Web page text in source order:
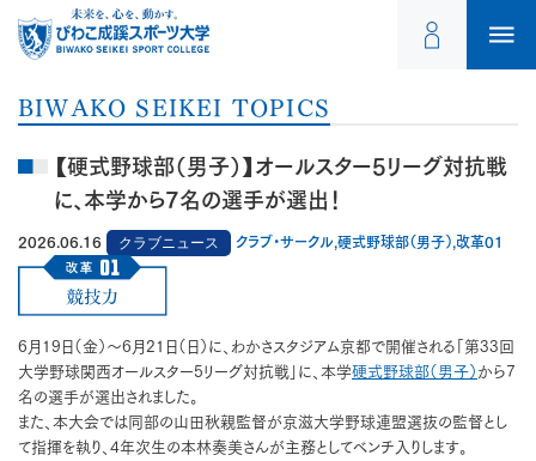
BIWAKO SEIKEI TOPICS
【硬式野球部（男子）】オールスター5リーグ対抗戦
に、本学から7名の選手が選出！
2026.06.16 クラブニュース クラブ・サークル,硬式野球部（男子）,改革01
6月19日（金）〜6月21日（日）に、わかさスタジアム京都で開催される「第33回
大学野球関西オールスター5リーグ対抗戦」に、本学硬式野球部（男子） から7
名の選手が選出されました。
また、本大会では同部の山田秋親監督が京滋大学野球連盟選抜の監督とし
て指揮を執り、4年次生の本林奏美さんが主務としてベンチ入りします。